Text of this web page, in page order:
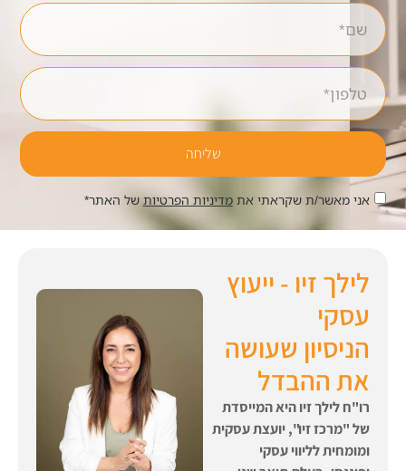
אני מאשר/ת שקראתי אתמדיניות הפרטיותשל האתר*
שליחה
לילך זיו - ייעוץ
עסקי
הניסיון שעושה
את ההבדל
רו"ח לילך זיו היא המייסדת
של "מרכז זיו", יועצת עסקית
ומומחית לליווי עסקי